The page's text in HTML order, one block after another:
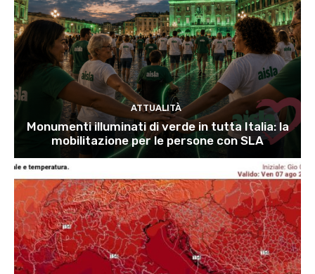
ATTUALITÀ
Monumenti illuminati di verde in tutta Italia: la
mobilitazione per le persone con SLA